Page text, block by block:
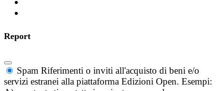
Report
Spam Riferimenti o inviti all'acquisto di beni e/o
servizi estranei alla piattaforma Edizioni Open. Esempi: